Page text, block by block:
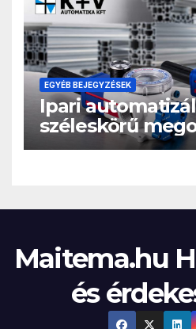
EGYÉB BEJEGYZÉSEK
Ipari
széleskörű
hatékonyabb
Maitema.hu
és